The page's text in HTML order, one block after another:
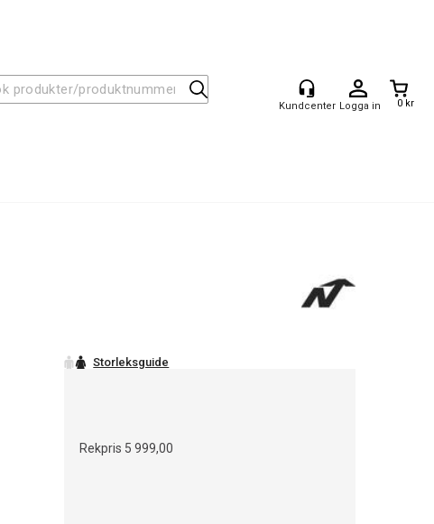
Logga in 0 kr
Rekpris 5 999,00